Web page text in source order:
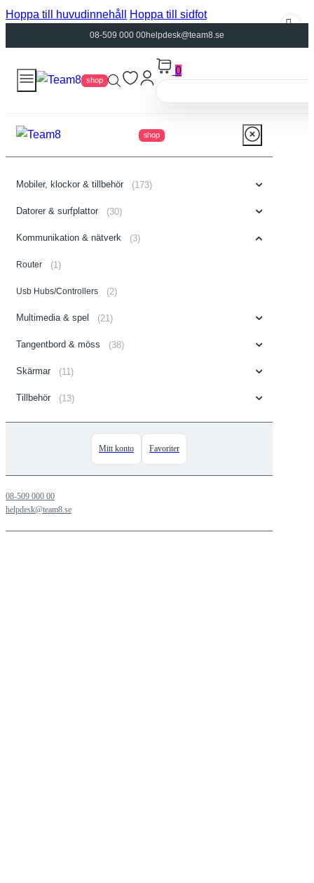
Hoppa till huvudinnehåll Hoppa till sidfot
08-509 000 00helpdesk@team8.se
shop
0
shop
Mobiler, klockor & tillbehör (173)
Datorer & surfplattor (30)
Kommunikation & nätverk (3)
Router (1)
Usb Hubs/Controllers (2)
Multimedia & spel (21)
Tangentbord & möss (38)
Skärmar (11)
Tillbehör (13)
Mitt konto Favoriter
08-509 000 00
helpdesk@team8.se